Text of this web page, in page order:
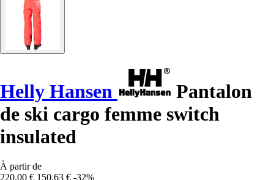
Helly Hansen
Pantalon
de ski cargo femme switch
insulated
À partir de
220,00 € 150,63 € -32%